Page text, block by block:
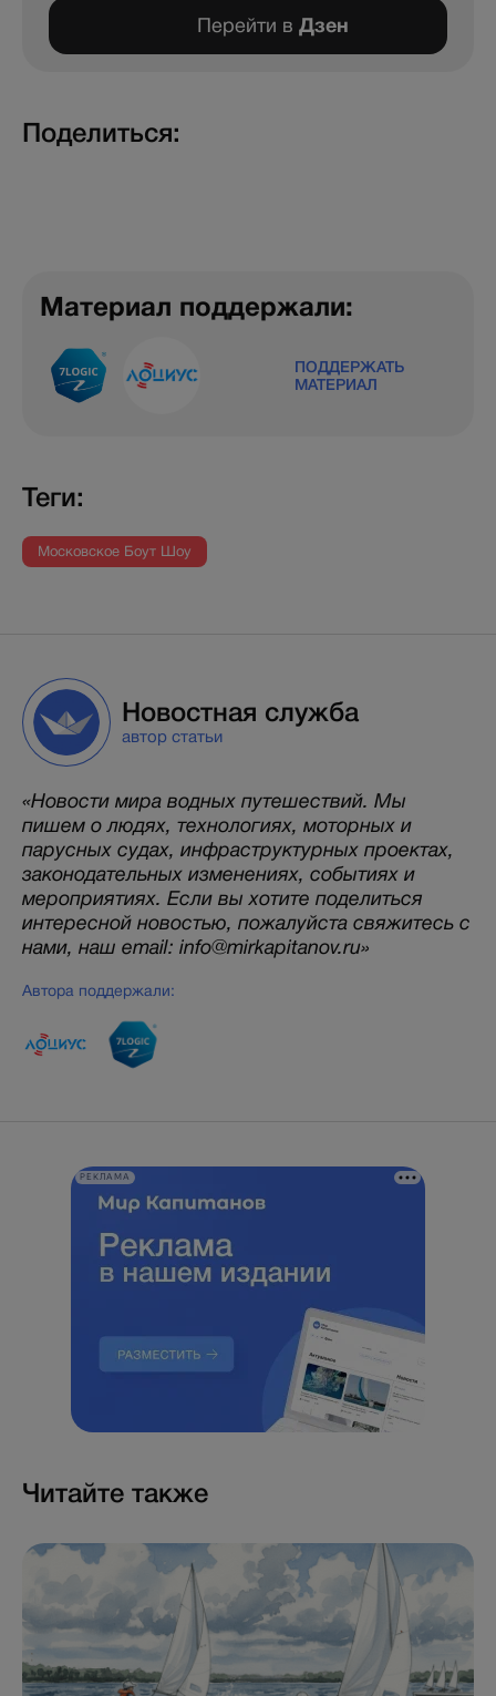
Перейти в Дзен
Поделиться:
Материал поддержали:
ПОДДЕРЖАТЬ
МАТЕРИАЛ
Теги:
Московское Боут Шоу
Новостная служба
автор статьи
«Новости мира водных путешествий. Мы
пишем о людях, технологиях, моторных и
парусных судах, инфраструктурных проектах,
законодательных изменениях, событиях и
мероприятиях. Если вы хотите поделиться
интересной новостью, пожалуйста свяжитесь с
нами, наш email: info@mirkapitanov.ru»
Автора поддержали:
РЕКЛАМА
Читайте также